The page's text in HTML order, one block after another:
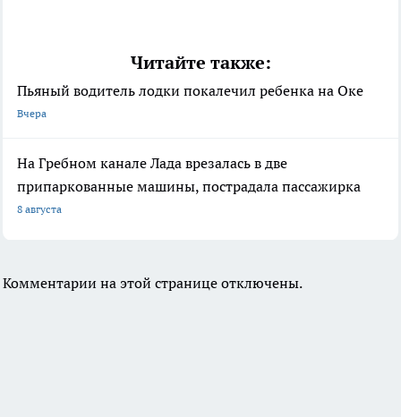
Читайте также:
Пьяный водитель лодки покалечил ребенка на Оке
Вчера
На Гребном канале Лада врезалась в две
припаркованные машины, пострадала пассажирка
8 августа
Комментарии на этой странице отключены.